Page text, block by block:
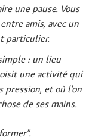
une pause. Vous
amis, avec un
particulier.
: un lieu
une activité qui
pression, et où l’on
de ses mains.